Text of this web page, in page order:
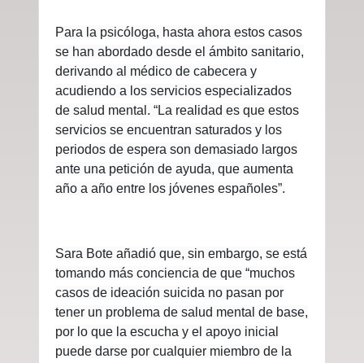
Para la psicóloga, hasta ahora estos casos
se han abordado desde el ámbito sanitario,
derivando al médico de cabecera y
acudiendo a los servicios especializados
de salud mental. “La realidad es que estos
servicios se encuentran saturados y los
periodos de espera son demasiado largos
ante una petición de ayuda, que aumenta
año a año entre los jóvenes españoles”.
Sara Bote añadió que, sin embargo, se está
tomando más conciencia de que “muchos
casos de ideación suicida no pasan por
tener un problema de salud mental de base,
por lo que la escucha y el apoyo inicial
puede darse por cualquier miembro de la